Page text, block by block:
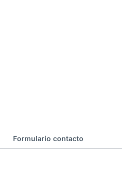
Formulario contacto